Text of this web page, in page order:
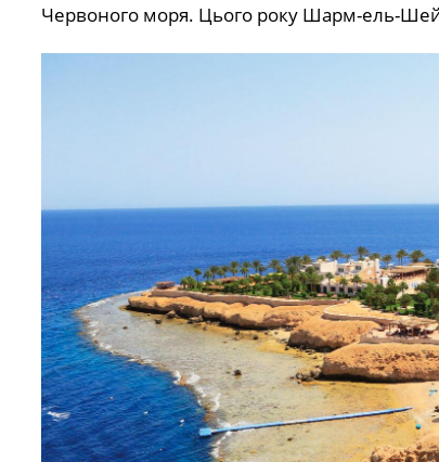
Червоного моря. Цього року Шарм-ель-